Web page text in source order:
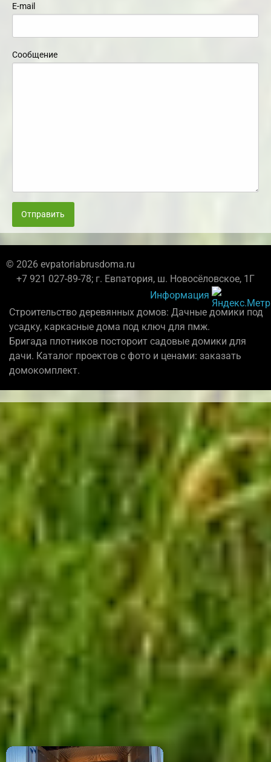
E-mail
Сообщение
Отправить
© 2026 evpatoriabrusdoma.ru
+7 921 027-89-78; г. Евпатория, ш. Новосёловское, 1Г
Информация
Строительство деревянных домов: Дачные домики под
усадку, каркасные дома под ключ для пмж.
Бригада плотников постороит садовые домики для
дачи. Каталог проектов с фото и ценами: заказать
домокомплект.